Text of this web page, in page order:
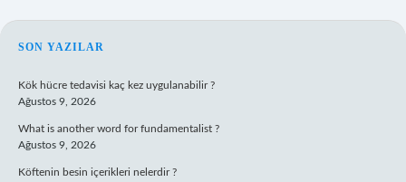
SIDEBAR
SON YAZILAR
Kök hücre tedavisi kaç kez uygulanabilir ?
Ağustos 9, 2026
What is another word for fundamentalist ?
Ağustos 9, 2026
Köftenin besin içerikleri nelerdir ?